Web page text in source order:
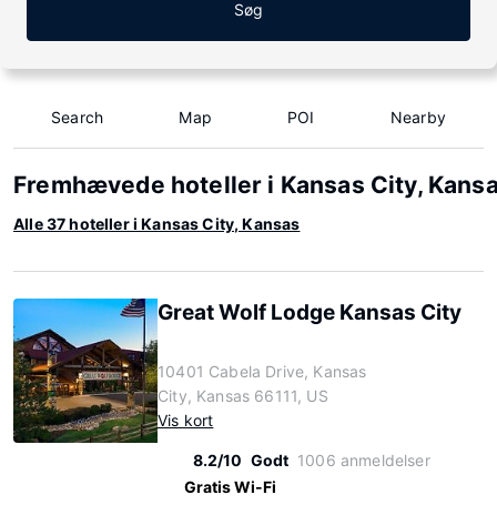
Søg
Search Map POI Nearby
Fremhævede hoteller i Kansas City,
Alle 37 hoteller i Kansas City, Kansas
Great Wolf Lodge Kansas City
10401 Cabela Drive, Kansas
City, Kansas 66111, US
Vis kort
8.2/10 Godt 1006 anmeldelser
Gratis Wi-Fi